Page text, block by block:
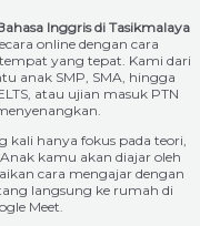
Inggris di Tasikmalaya
online dengan cara
yang tepat. Kami dari
anak SMP, SMA, hingga
atau ujian masuk PTN
kali hanya fokus pada teori,
kamu akan diajar oleh
cara mengajar dengan
langsung ke rumah di
Meet.